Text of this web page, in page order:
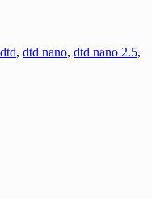
dtd, dtd nano, dtd nano 2.5,